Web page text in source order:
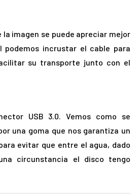
la imagen se puede apreciar mejor
podemos incrustar el cable para
su transporte junto con el
USB 3.0. Vemos como se
una goma que nos garantiza un
evitar que entre el agua, dado
circunstancia el disco tengo